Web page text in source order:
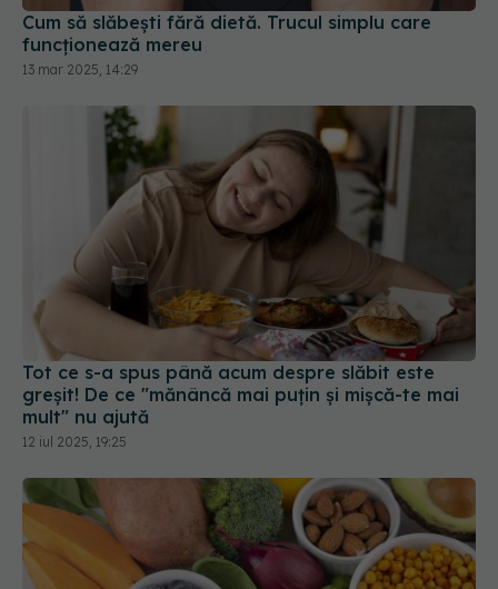
13 mar 2025, 14:29
Tot ce s-a spus până acum despre slăbit este
greșit! De ce "mănâncă mai puțin și mișcă-te mai
mult" nu ajută
12 iul 2025, 19:25